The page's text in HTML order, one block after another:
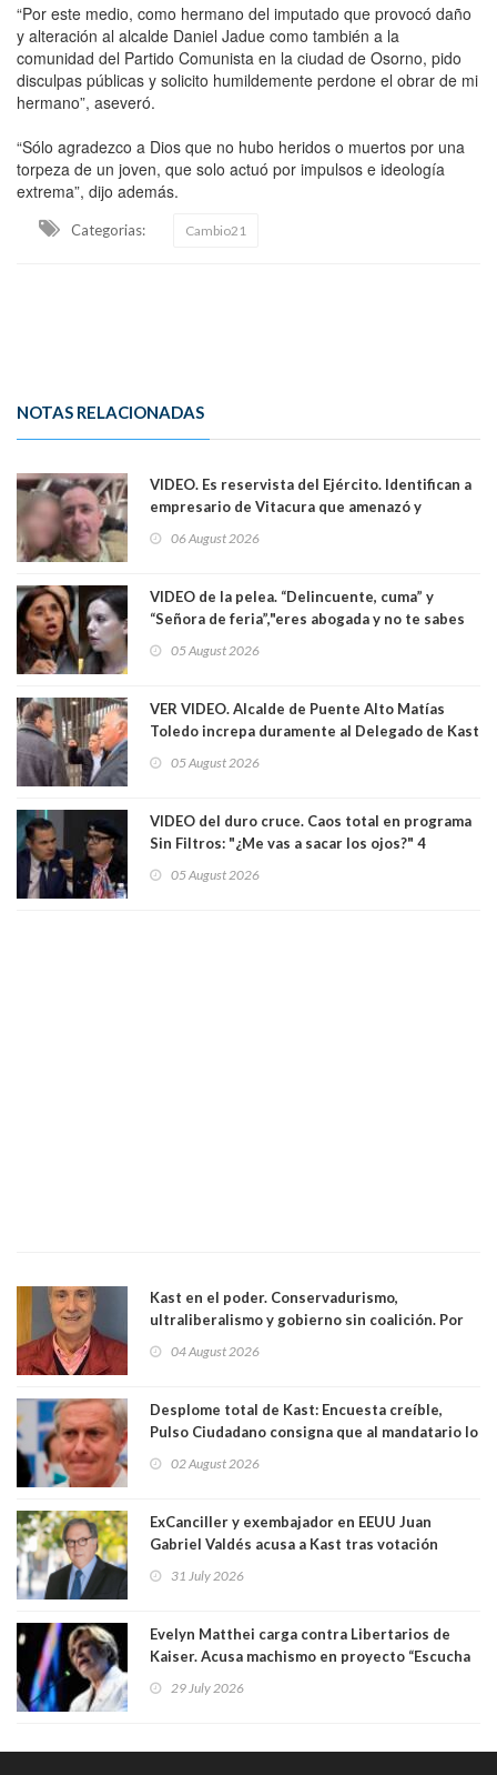
“Por este medio, como hermano del imputado que provocó daño
y alteración al alcalde Daniel Jadue como también a la
comunidad del Partido Comunista en la ciudad de Osorno, pido
disculpas públicas y solicito humildemente perdone el obrar de mi
hermano”, aseveró.
“Sólo agradezco a Dios que no hubo heridos o muertos por una
torpeza de un joven, que solo actuó por impulsos e ideología
extrema”, dijo además.
Categorias: Cambio21
NOTAS RELACIONADAS
VIDEO. Es reservista del Ejército. Identifican a
empresario de Vitacura que amenazó y
al "ring raja". Se trata de Andrés Arrieta y la
06 August 2026
VIDEO de la pelea. “Delincuente, cuma” y
“Señora de feria”,"eres abogada y no te sabes
senadoras Camila Flores y Fabiola Campillai en
05 August 2026
VER VIDEO. Alcalde de Puente Alto Matías
Toledo increpa duramente al Delegado de Kast
delegado nuevamente arrancando"
05 August 2026
VIDEO del duro cruce. Caos total en programa
Sin Filtros: "¿Me vas a sacar los ojos?" 4
excarabinero que dejó ciego a Gustavo Gatica:
05 August 2026
Kast en el poder. Conservadurismo,
ultraliberalismo y gobierno sin coalición. Por
04 August 2026
Desplome total de Kast: Encuesta creíble,
Pulso Ciudadano consigna que al mandatario lo
sacó en primera vuelta. Rechazo es de 58.9% y
64.8%
02 August 2026
ExCanciller y exembajador en EEUU Juan
Gabriel Valdés acusa a Kast tras votación
"Si hay una persona responsable es él"
31 July 2026
Evelyn Matthei carga contra Libertarios de
Kaiser. Acusa machismo en proyecto “Escucha
"¿Cómo puede haber alguien tan enfermo del
29 July 2026